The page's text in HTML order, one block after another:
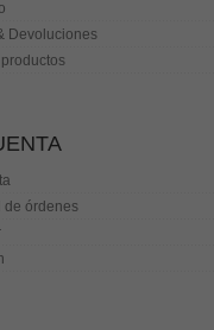
Devoluciones
de órdenes